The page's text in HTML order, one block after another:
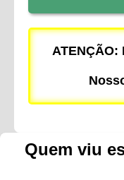
Quem viu